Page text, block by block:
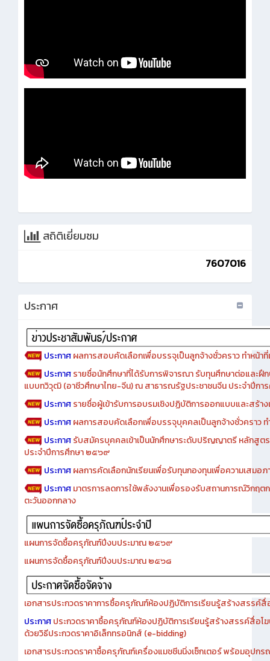
7607016
ประกาศผลการสอบคัดเลือกเพื่อบรรจุเป็นลูกจ้างชั่วคราว ทำหน้าที่
ประกาศ รายชื่อนักศึกษาที่ได้รับการพิจารณา รับทุนศึกษาต่อและฝึ
แบบทวิวุฒิ (อาชีวศึกษาไทย-จีน) ณ สาธารณรัฐประชาชนจีน ประจำปีก
ประกาศรายชื่อผู้เข้ารับการอบรมเชิงปฏิบัติการออกแบบและสร้า
ประกาศผลการสอบคัดเลือกเพื่อบรรจุบุคคลเป็นลูกจ้างชั่วคราว ท
ประกาศรับสมัครบุคคลเข้าเป็นนักศึกษาระดับปริญญาตรี หลักสูต
ประจำปีการศึกษา ๒๕๖๙
ประกาศผลการคัดเลือกนักเรียนเพื่อรับทุนกองทุนเพื่อความเสมอ
ประกาศมาตรการลดการใช้พลังงานเพื่อรองรับสถานการณ์วิกฤ
ตะวันออกกลาง
แผนการจัดซื้อครุภัณฑ์ปีงบประมาณ ๒๕๖๙
แผนการจัดซื้อครุภัณฑ์ปีงบประมาณ ๒๕๖๘
เอกสารประกวดราคาการซื้อครุภัณฑ์ห้องปฏิบัติการเรียนรู้สร้างสรรค์
ประกาศ ประกวดราคาซื้อครุภัณฑ์ห้องปฏิบัติการเรียนรู้สร้างสรรค์สื่อโ
ด้วยวิธีประกวดราคาอิเล็กทรอนิกส์ (e-bidding)